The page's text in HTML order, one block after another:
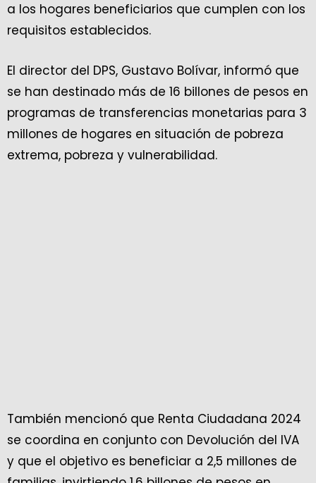
a los hogares beneficiarios que cumplen con los
requisitos establecidos.
El director del DPS, Gustavo Bolívar, informó que
se han destinado más de 16 billones de pesos en
programas de transferencias monetarias para 3
millones de hogares en situación de pobreza
extrema, pobreza y vulnerabilidad.
También mencionó que Renta Ciudadana 2024
se coordina en conjunto con Devolución del IVA
y que el objetivo es beneficiar a 2,5 millones de